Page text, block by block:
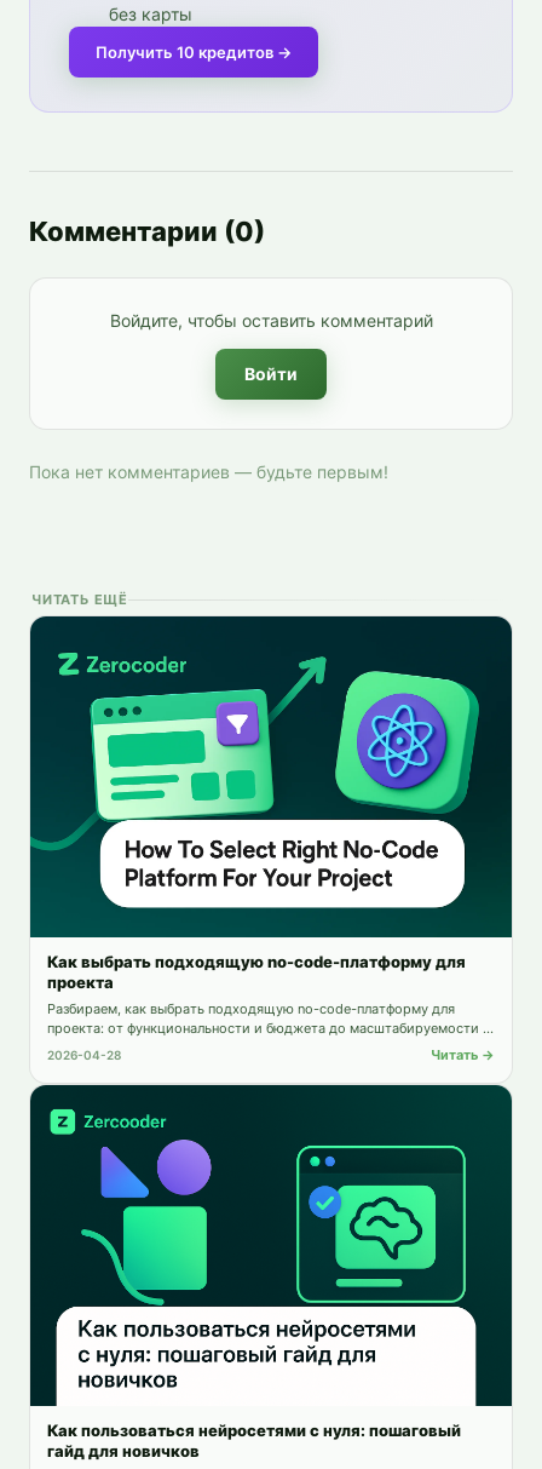
без карты
Получить 10 кредитов →
Комментарии (0)
Войдите, чтобы оставить комментарий
Войти
Пока нет комментариев — будьте первым!
ЧИТАТЬ ЕЩЁ
Как выбрать подходящую no-code-платформу для
проекта
Разбираем, как выбрать подходящую no-code-платформу для
проекта: от функциональности и бюджета до масштабируемости и
поддержки.
2026-04-28 Читать →
Как пользоваться нейросетями с нуля: пошаговый
гайд для новичков